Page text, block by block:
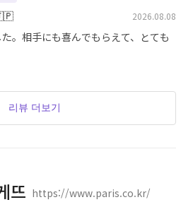
2026.08.08
。相手にも喜んでもらえて、とても
리뷰 더보기
뜨 https://www.paris.co.kr/